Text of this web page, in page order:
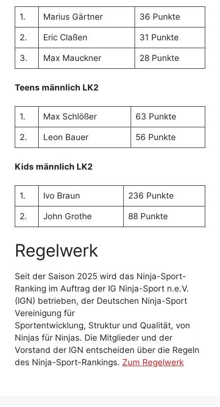
1. Marius Gärtner 36 Punkte
2. Eric Claßen 31 Punkte
3. Max Mauckner 28 Punkte
Teens männlich LK2
1. Max Schlößer 63 Punkte
2. Leon Bauer 56 Punkte
Kids männlich LK2
1. Ivo Braun 236 Punkte
2. John Grothe 88 Punkte
Regelwerk
Seit der Saison 2025 wird das Ninja-Sport-
Ranking im Auftrag der IG Ninja-Sport n.e.V.
(IGN) betrieben, der Deutschen Ninja-Sport
Vereinigung für
Sportentwicklung, Struktur und Qualität, von
Ninjas für Ninjas. Die Mitglieder und der
Vorstand der IGN entscheiden über die Regeln
des Ninja-Sport-Rankings. Zum Regelwerk